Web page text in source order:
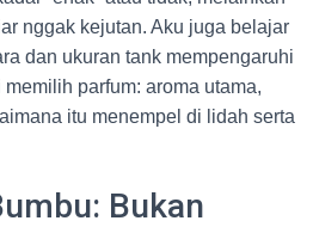
nggak kejutan. Aku juga belajar
dan ukuran tank mempengaruhi
parfum: aroma utama,
itu menempel di lidah serta
Bukan